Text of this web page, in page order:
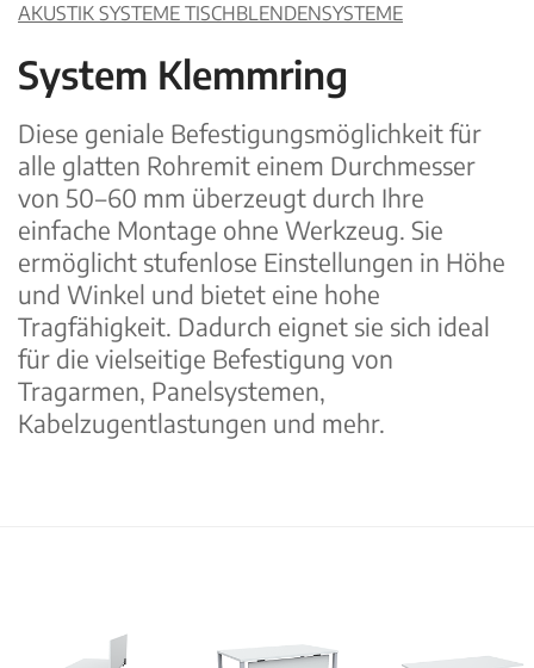
AKUSTIK SYSTEME TISCHBLENDENSYSTEME
System Klemmring
Diese geniale Befestigungsmöglichkeit für
alle glatten Rohremit einem Durchmesser
von 50 – 60 mm überzeugt durch Ihre
einfache Montage ohne Werkzeug. Sie
ermöglicht stufenlose Einstellungen in Höhe
und Winkel und bietet eine hohe
Tragfähigkeit. Dadurch eignet sie sich ideal
für die vielseitige Befestigung von
Tragarmen, Panelsystemen,
Kabelzugentlastungen und mehr.